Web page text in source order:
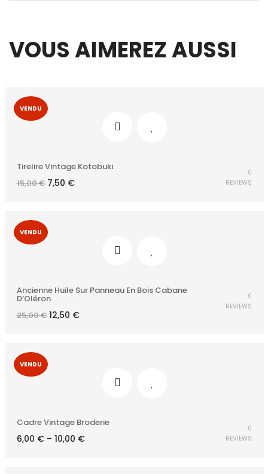
VOUS AIMEREZ AUSSI
VENDU
Tirelire Vintage Kotobuki
15,00€ Le
prix
7,50 €Le
prix
0
REVIEWS
VENDU
Ancienne Huile Sur Panneau En Bois Cabane
D’Oléron
25,00€ Le
prix
12,50 €Le
prix
0
REVIEWS
VENDU
Cadre Vintage Broderie
6,00 €– 10,00 €
0
REVIEWS